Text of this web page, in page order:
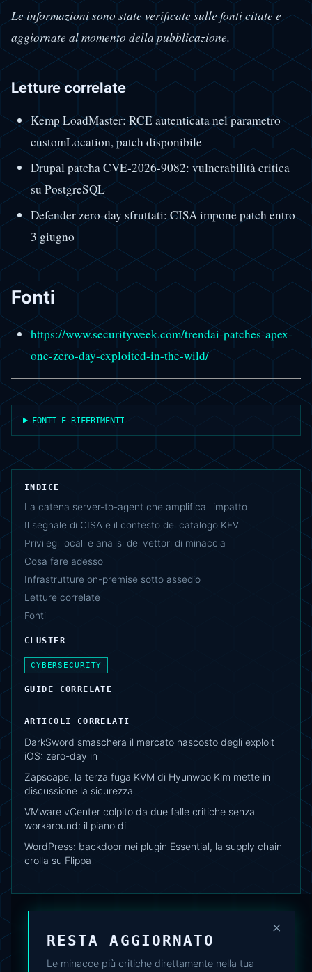
Le informazioni sono state verificate sulle fonti citate e
aggiornate al momento della pubblicazione.
Letture correlate
Kemp LoadMaster: RCE autenticata nel parametro
customLocation, patch disponibile
Drupal patcha CVE-2026-9082: vulnerabilità critica
su PostgreSQL
Defender zero-day sfruttati: CISA impone patch entro
3 giugno
Fonti
https://www.securityweek.com/trendai-patches-apex-
one-zero-day-exploited-in-the-wild/
FONTI E RIFERIMENTI
INDICE
La catena server-to-agent che amplifica l'impatto
Il segnale di CISA e il contesto del catalogo KEV
Privilegi locali e analisi dei vettori di minaccia
Cosa fare adesso
Infrastrutture on-premise sotto assedio
Letture correlate
Fonti
CLUSTER
CYBERSECURITY
GUIDE CORRELATE
ARTICOLI CORRELATI
DarkSword smaschera il mercato nascosto degli exploit
iOS: zero-day in
Zapscape, la terza fuga KVM di Hyunwoo Kim mette in
discussione la sicurezza
VMware vCenter colpito da due falle critiche senza
workaround: il piano di
WordPress: backdoor nei plugin Essential, la supply chain
crolla su Flippa
×
RESTA AGGIORNATO
Le minacce più critiche direttamente nella tua